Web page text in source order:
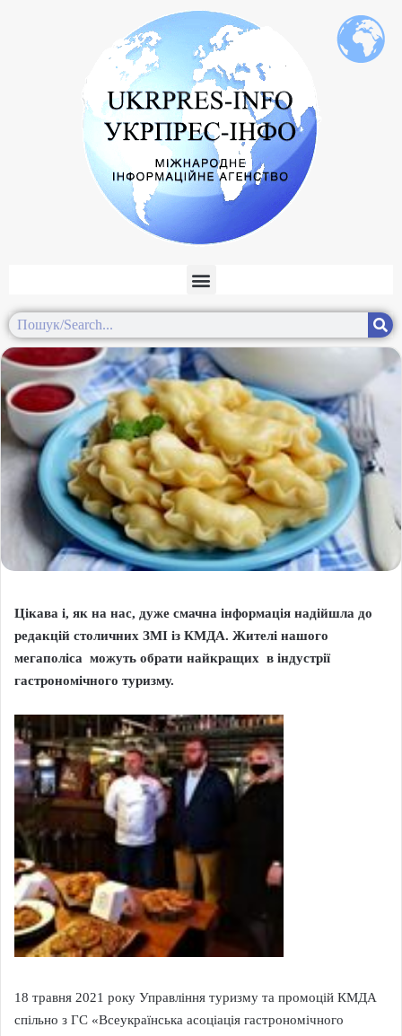
Цікава і, як на нас, дуже смачна інформація надійшла до
редакцій столичних ЗМІ із КМДА. Жителі нашого
мегаполіса можуть обрати найкращих в індустрії
гастрономічного туризму.
18 травня 2021 року Управління туризму та промоцій КМДА
спільно з ГС «Всеукраїнська асоціація гастрономічного